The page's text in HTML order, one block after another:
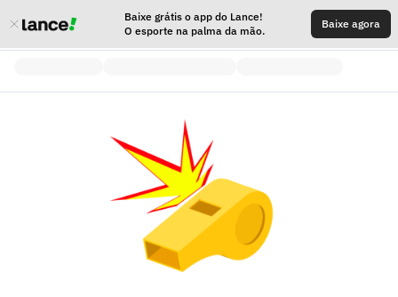
Baixe grátis o app do Lance!
O esporte na palma da mão.
Baixe agora